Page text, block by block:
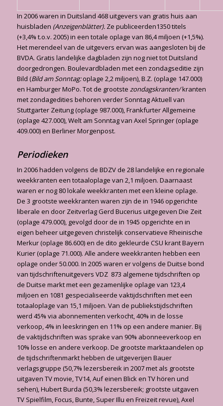
In 2006 waren in Duitsland 468 uitgevers van gratis huis aan
huisbladen (Anzeigenblätter). Ze publiceerden1350 titels
(+3,4% t.o.v. 2005) in een totale oplage van 86,4 miljoen (+1,5%).
Het merendeel van de uitgevers ervan was aangesloten bij de
BVDA. Gratis landelijke dag­bladen zijn nog niet tot Duitsland
doorgedrongen. Boulevardbladen met een zondagseditie zijn
Bild (Bild am Sonntag:oplage 2,2 miljoen), B.Z. (oplage 147.000)
en Hamburger MoPo. Tot de grootste zondagskranten/kranten
met zondagedities behoren verder Sonntag Aktuell van
Stuttgarter Zeitung (oplage 987.000), Frankfurter Allgemeine
(oplage 427.000), Welt am Sonntag van Axel Springer (oplage
409.000) en Berliner Morgenpost.
Periodieken
In 2006 hadden volgens de BDZV de 28 landelijke en regionale
weekkranten een totaal­oplage van 2,1 miljoen. Daarnaast
waren er nog 80 lokale weekkranten met een kleine op­lage.
De 3 grootste weekkranten waren zijn de in 1946 opgerichte
liberale en door Zeitverlag Gerd Bucerius uitgegeven Die Zeit
(oplage 479.000), gevolgd door de in 1945 opgerichte en in
eigen beheer uitgegeven christelijk conservatieve Rheinische
Merkur (oplage 86.600) en de dito gekleurde CSU krant Bayern
Kurier (oplage 71.000). Alle andere weekkranten heb­ben een
oplage onder 50.000. In 2005 waren er volgens de Duitse bond
van tijdschriftenuit­gevers VDZ 873 algemene tijdschriften op
de Duitse markt met een gezamenlijke oplage van 123,4
miljoen en 1081 gespecialiseerde vaktijdschriften met een
totaaloplage van 15,1 miljoen. Van de publiekstijdschriften
werd 45% via abonnementen verkocht, 40% in de losse
verkoop, 4% in leeskringen en 11% op een andere manier. Bij
de vaktijdschriften was sprake van 90% abonneeverkoop en
10% losse en andere verkoop. De grootste marktaandelen op
de tijdschriftenmarkt hebben de uitgeverijen Bauer
verlagsgruppe (50,7% lezersbereik in 2007 met als grootste
uitgaven TV movie, TV14, Auf einen Blick en TV hören und
sehen), Hubert Burda (50,3% lezersbereik; grootste uitgaven
TV Spielfilm, Focus, Bunte, Super Illu en Freizeit revue), Axel